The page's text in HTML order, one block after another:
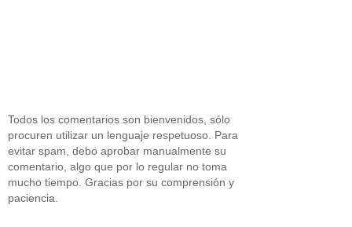
Todos los comentarios son bienvenidos, sólo
procuren utilizar un lenguaje respetuoso. Para
evitar spam, debo aprobar manualmente su
comentario, algo que por lo regular no toma
mucho tiempo. Gracias por su comprensión y
paciencia.